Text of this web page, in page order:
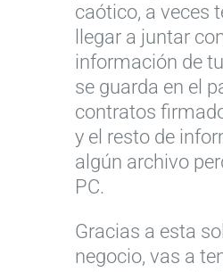
caótico, a veces
llegar a juntar
información de
se guarda en el
contratos
y el resto de
algún archivo
PC.
Gracias a esta
negocio, vas a